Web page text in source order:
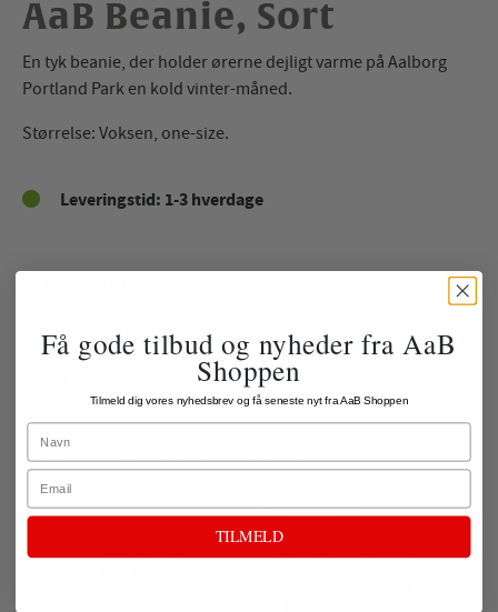
AaB Beanie, Sort
En tyk beanie, der holder ørerne dejligt varme på Aalborg
Portland Park en kold vinter-måned.
Størrelse: Voksen, one-size.
Leveringstid: 1-3 hverdage
169,00 kr.
POPULÆRE PRODUKTER
Spar 50%
Få gode tilbud og nyheder fra AaB
Shoppen
Tilmeld dig vores nyhedsbrev og få seneste nyt fra AaB Shoppen
Name
Email
TILMELD